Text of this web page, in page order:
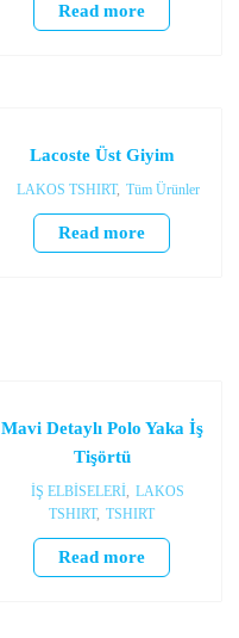
Read more
Lacoste Üst Giyim
LAKOS TSHIRT, Tüm Ürünler
Read more
Mavi Detaylı Polo Yaka İş
Tişörtü
İŞ ELBİSELERİ LAKOS
TSHIRT, TSHIRT
Read more